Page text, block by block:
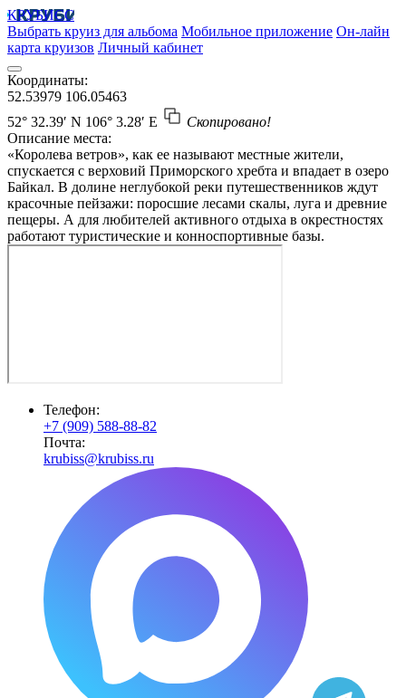
КРУБИСС
Выбрать круиз для альбома Мобильное приложение Он-лайн
карта круизов Личный кабинет
Координаты:
52.53979 106.05463
52° 32.39′ N 106° 3.28′ E
Скопировано!
Описание места:
«Королева ветров», как ее называют местные жители,
спускается с верховий Приморского хребта и впадает в озеро
Байкал. В долине неглубокой реки путешественников ждут
красочные пейзажи: поросшие лесами скалы, луга и древние
пещеры. А для любителей активного отдыха в окрестностях
работают туристические и конноспортивные базы.
Телефон:
+7 (909) 588-88-82
Почта:
krubiss@krubiss.ru